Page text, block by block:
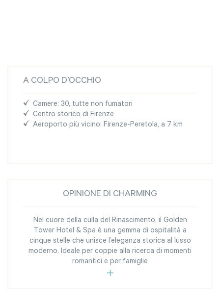
A COLPO D’OCCHIO
Camere: 30, tutte non fumatori
Centro storico di Firenze
Aeroporto più vicino: Firenze-Peretola, a 7 km
OPINIONE DI CHARMING
Nel cuore della culla del Rinascimento, il Golden
Tower Hotel & Spa è una gemma di ospitalità a
cinque stelle che unisce l’eleganza storica al lusso
moderno. Ideale per coppie alla ricerca di momenti
romantici e per famiglie